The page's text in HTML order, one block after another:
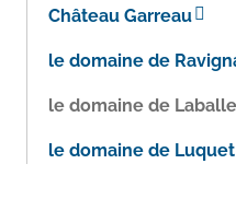
Château Garreau
le domaine de
le domaine de Laballe
le domaine de Luquet